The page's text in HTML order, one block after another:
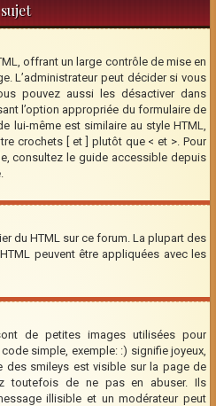
offrant un large contrôle de mise en
L’administrateur peut décider si vous
pouvez aussi les désactiver dans
l’option appropriée du formulaire de
lui-même est similaire au style HTML,
crochets [ et ] plutôt que < et >. Pour
consultez le guide accessible depuis
du HTML sur ce forum. La plupart des
peuvent être appliquées avec les
de petites images utilisées pour
simple, exemple: :) signifie joyeux,
des smileys est visible sur la page de
toutefois de ne pas en abuser. Ils
illisible et un modérateur peut